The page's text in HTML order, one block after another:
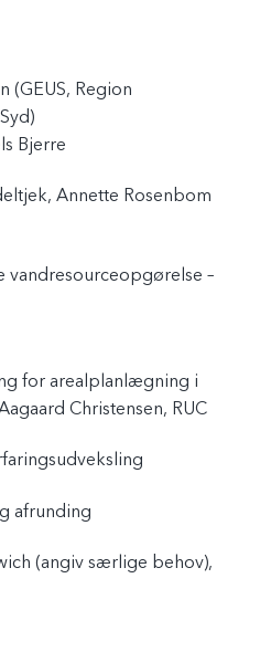
(GEUS, Region
Bjerre
Annette Rosenbom
vandresourceopgørelse –
for arealplanlægning i
Christensen, RUC
afrunding
(angiv særlige behov),